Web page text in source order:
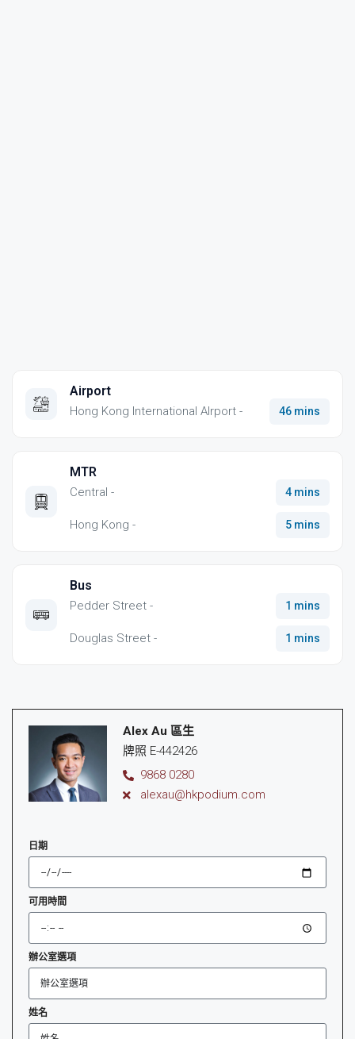
Airport
Hong Kong International AIrport - 46 mins
MTR
Central - 4 mins
Hong Kong - 5 mins
Bus
Pedder Street - 1 mins
Douglas Street - 1 mins
Alex Au 區生
牌照 E-442426
9868 0280
alexau@hkpodium.com
日期
可用時間
辦公室選項
姓名